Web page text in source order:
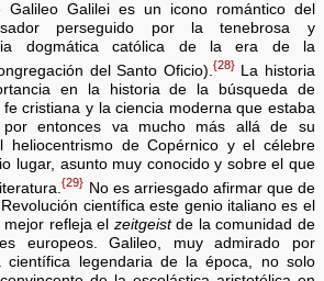
Galileo Galilei es un icono romántico del
perseguido por la tenebrosa y
dogmática católica de la era de la
del Santo Oficio). {28}La historia
en la historia de la búsqueda de
cristiana y la ciencia moderna que estaba
por entonces va mucho más allá de su
heliocentrismo de Copérnico y el célebre
lugar, asunto muy conocido y sobre el que
{29} No es arriesgado afirmar que de
científica este genio italiano es el
refleja el zeitgeistde la comunidad de
europeos. Galileo, muy admirado por
científica legendaria de la época, no solo